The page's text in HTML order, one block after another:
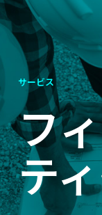
サービス
フ
テ